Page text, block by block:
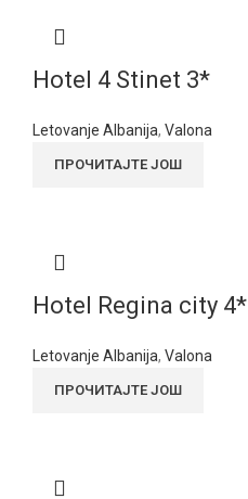
Hotel 4 Stinet 3*
Letovanje Albanija, Valona
ПРОЧИТАЈТЕ ЈОШ
Hotel Regina city 4*
Letovanje Albanija, Valona
ПРОЧИТАЈТЕ ЈОШ